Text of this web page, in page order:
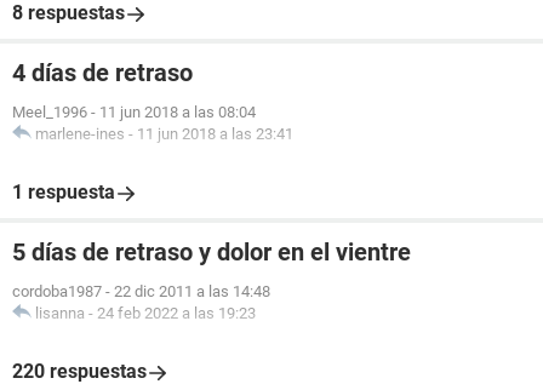
8 respuestas
4 días de retraso
Meel_1996 - 11 jun 2018 a las 08:04
marlene-ines - 11 jun 2018 a las 23:41
1 respuesta
5 días de retraso y dolor en el vientre
cordoba1987 - 22 dic 2011 a las 14:48
lisanna - 24 feb 2022 a las 19:23
220 respuestas